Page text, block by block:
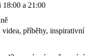
18:00 a 21:00
videa, příběhy, inspirativní